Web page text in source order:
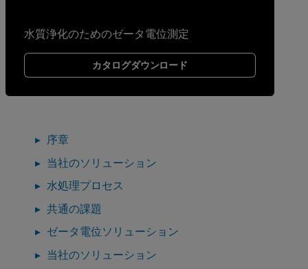
水質浄化のためのゼータ電位測定
カタログダウンロード
序章
当社のソリューション
水処理プロセス
共通の課題
ゼータ電位ソリューション
当社のソリューション